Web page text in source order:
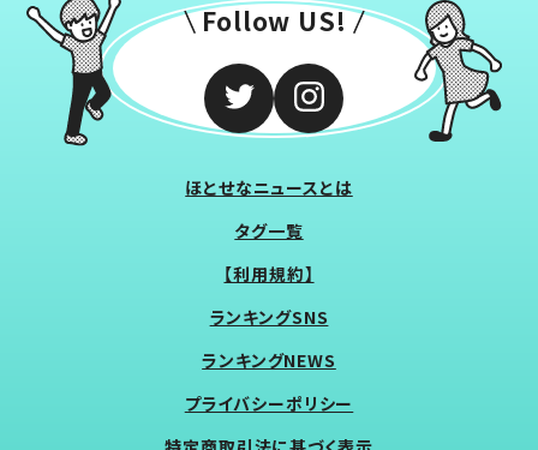
Follow US!
ほとせなニュースとは
タグ一覧
【利用規約】
ランキングSNS
ランキングNEWS
プライバシーポリシー